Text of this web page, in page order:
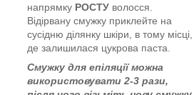
напрямку РОСТУ волосся.
Відірвану смужку приклейте на
сусідню ділянку шкіри, в тому місці,
де залишилася цукрова паста.
Смужку для епіляції можна
використовувати 2-3 рази,